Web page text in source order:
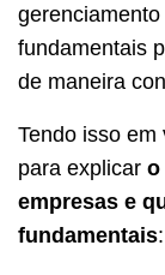
fundamentais
de maneira
Tendo isso
para explicar o
empresas e
fundamentais: